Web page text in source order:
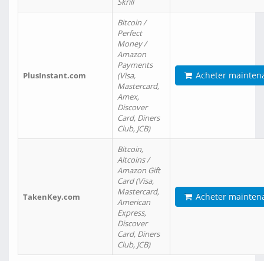
PlusInstant.com
Bitcoin /
Perfect
Money /
Amazon
Payments
(Visa,
Mastercard,
Amex,
Discover
Card, Diners
Club, JCB)
Acheter
TakenKey.com
Bitcoin,
Altcoins /
Amazon Gift
Card (Visa,
Mastercard,
American
Express,
Discover
Card, Diners
Club, JCB)
Acheter